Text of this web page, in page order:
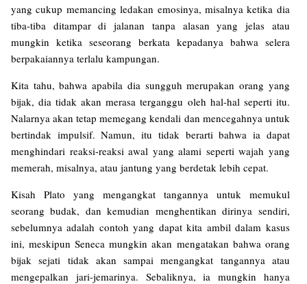
yang cukup memancing ledakan emosinya, misalnya ketika dia
tiba-tiba ditampar di jalanan tanpa alasan yang jelas atau
mungkin ketika seseorang berkata kepadanya bahwa selera
berpakaiannya terlalu kampungan.
Kita tahu, bahwa apabila dia sungguh merupakan orang yang
bijak, dia tidak akan merasa terganggu oleh hal-hal seperti itu.
Nalarnya akan tetap memegang kendali dan mencegahnya untuk
bertindak impulsif. Namun, itu tidak berarti bahwa ia dapat
menghindari reaksi-reaksi awal yang alami seperti wajah yang
memerah, misalnya, atau jantung yang berdetak lebih cepat.
Kisah Plato yang mengangkat tangannya untuk memukul
seorang budak, dan kemudian menghentikan dirinya sendiri,
sebelumnya adalah contoh yang dapat kita ambil dalam kasus
ini, meskipun Seneca mungkin akan mengatakan bahwa orang
bijak sejati tidak akan sampai mengangkat tangannya atau
mengepalkan jari-jemarinya. Sebaliknya, ia mungkin hanya